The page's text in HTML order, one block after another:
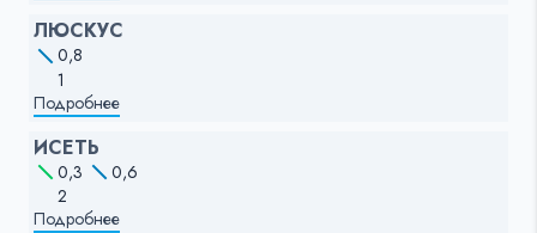
ЛЮСКУС
0,8
1
Подробнее
ИСЕТЬ
0,3
0,6
2
Подробнее